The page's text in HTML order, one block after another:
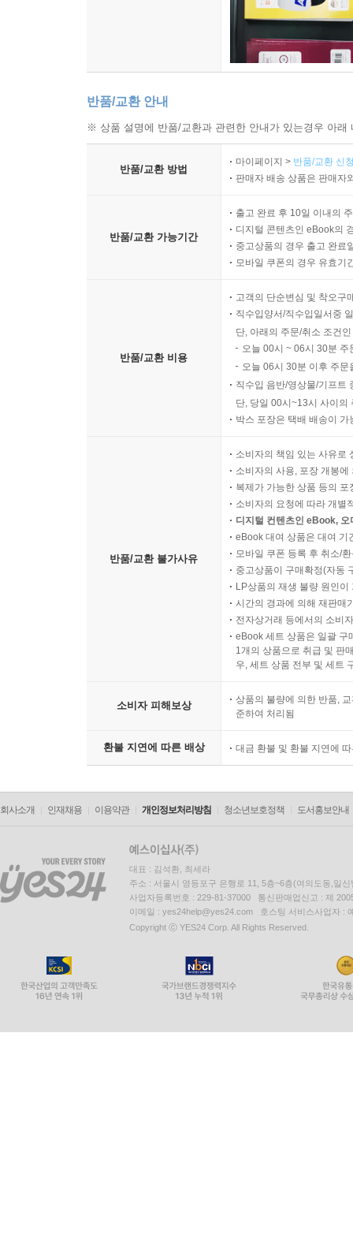
반품/교환 안내
※ 상품 설명에 반품/교환과 관련한 안내가 있는경우 아
반품/교환 방법
마이페이지 > 반품/교환 신
판매자 배송 상품은 판매자
반품/교환 가능기간
출고 완료 후 10일 이내의
디지털 콘텐츠인 eBook의
중고상품의 경우 출고 완료
모바일 쿠폰의 경우 유효기
반품/교환 비용
고객의 단순변심 및 착오구
직수입양서/직수입일서중
단, 아래의 주문/취소 조건
오늘 00시 ~ 06시 30분
오늘 06시 30분 이후 주
직수입 음반/영상물/기프트
단, 당일 00시~13시 사이의
박스 포장은 택배 배송이
반품/교환 불가사유
소비자의 책임 있는 사유로
소비자의 사용, 포장 개봉
복제가 가능한 상품 등의
소비자의 요청에 따라 개별
디지털 컨텐츠인 eBook,
eBook 대여 상품은 대여 기
모바일 쿠폰 등록 후 취소/
중고상품이 구매확정(자동
LP상품의 재생 불량 원인
시간의 경과에 의해 재판매
전자상거래 등에서의 소비
eBook 세트 상품은 일괄 구
1개의 상품으로 취급 및 판
우, 세트 상품 전부 및 세트
소비자 피해보상
상품의 불량에 의한 반품,
준하여 처리됨
환불 지연에 따른 배상 대금 환불 및 환불 지연에
회사소개 인재채용 이용약관 개인정보처리방침 청소년보호정책 도서홍보안내
대표 : 김석환, 최세라
주소 : 서울시 영등포구 은행로 11, 5층~6층(여의도동,일신
사업자등록번호 : 229-81-37000 통신판매업신고 : 제
이메일 : yes24help@yes24.com 호스팅 서비스사업자 :
Copyright ⓒ YES24 Corp. All Rights Reserved.